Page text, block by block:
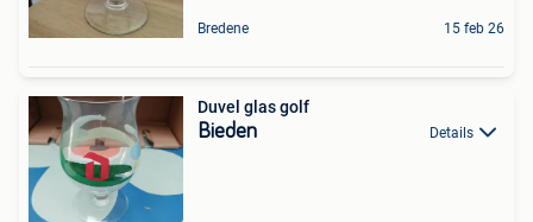
Bredene 15 feb 26
Duvel glas golf
Bieden Details